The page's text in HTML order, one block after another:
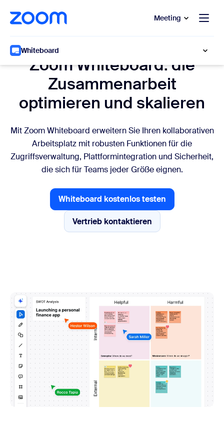
wechseln
Chat wechseln Meeting
Whiteboard
Zoom Whiteboard: die
Zusammenarbeit
optimieren und skalieren
Mit Zoom Whiteboard erweitern Sie Ihren kollaborativen
Arbeitsplatz mit robusten Funktionen für die
Zugriffsverwaltung, Plattformintegration und Sicherheit,
die sich für Teams jeder Größe eignen.
Whiteboard kostenlos testen
Whiteboard kostenlos testen
Vertrieb kontaktieren
Vertrieb kontaktieren